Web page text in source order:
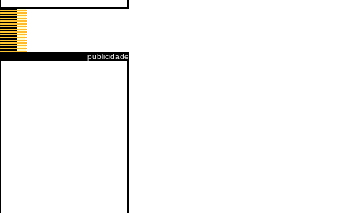
publicidade